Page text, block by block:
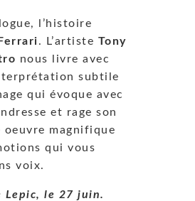
l’histoire
. L’artiste Tony
nous livre avec
subtile
qui évoque avec
et rage son
oeuvre magnifique
qui vous
voix.
Lepic, le 27 juin.